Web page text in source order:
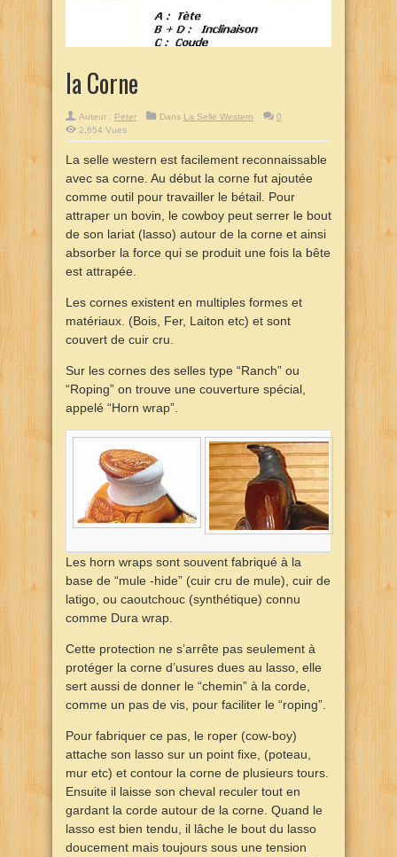
la Corne
Auteur : Peter Dans La Selle Western
0
2,654 Vues
La selle western est facilement reconnaissable
avec sa corne. Au début la corne fut ajoutée
comme outil pour travailler le bétail. Pour
attraper un bovin, le cowboy peut serrer le bout
de son lariat (lasso) autour de la corne et ainsi
absorber la force qui se produit une fois la bête
est attrapée.
Les cornes existent en multiples formes et
matériaux. (Bois, Fer, Laiton etc) et sont
couvert de cuir cru.
Sur les cornes des selles type “Ranch” ou
“Roping” on trouve une couverture spécial,
appelé “Horn wrap”.
Les horn wraps sont souvent fabriqué à la
base de “mule -hide” (cuir cru de mule), cuir de
latigo, ou caoutchouc (synthétique) connu
comme Dura wrap.
Cette protection ne s’arrête pas seulement à
protéger la corne d’usures dues au lasso, elle
sert aussi de donner le “chemin” à la corde,
comme un pas de vis, pour faciliter le “roping”.
Pour fabriquer ce pas, le roper (cow-boy)
attache son lasso sur un point fixe, (poteau,
mur etc) et contour la corne de plusieurs tours.
Ensuite il laisse son cheval reculer tout en
gardant la corde autour de la corne. Quand le
lasso est bien tendu, il lâche le bout du lasso
doucement mais toujours sous une tension